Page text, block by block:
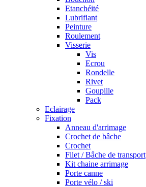
Etanchéité
Lubrifiant
Peinture
Roulement
Visserie
Vis
Ecrou
Rondelle
Rivet
Goupille
Pack
Eclairage
Fixation
Anneau d'arrimage
Crochet de bâche
Crochet
Filet / Bâche de transport
Kit chaine arrimage
Porte canne
Porte vélo / ski